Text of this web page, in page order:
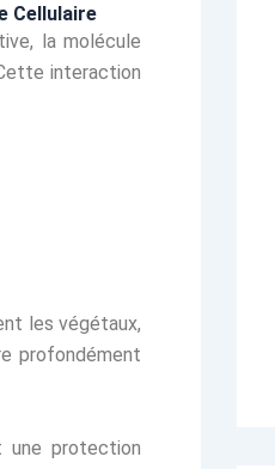
Cellulaire
la molécule
interaction
les végétaux,
profondément
une protection